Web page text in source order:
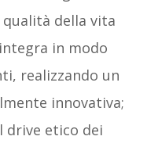
della vita
in modo
realizzando un
innovativa;
drive etico dei